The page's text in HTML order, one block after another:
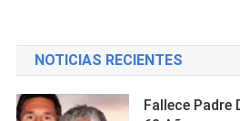
NOTICIAS RECIENTES
Fallece Padre